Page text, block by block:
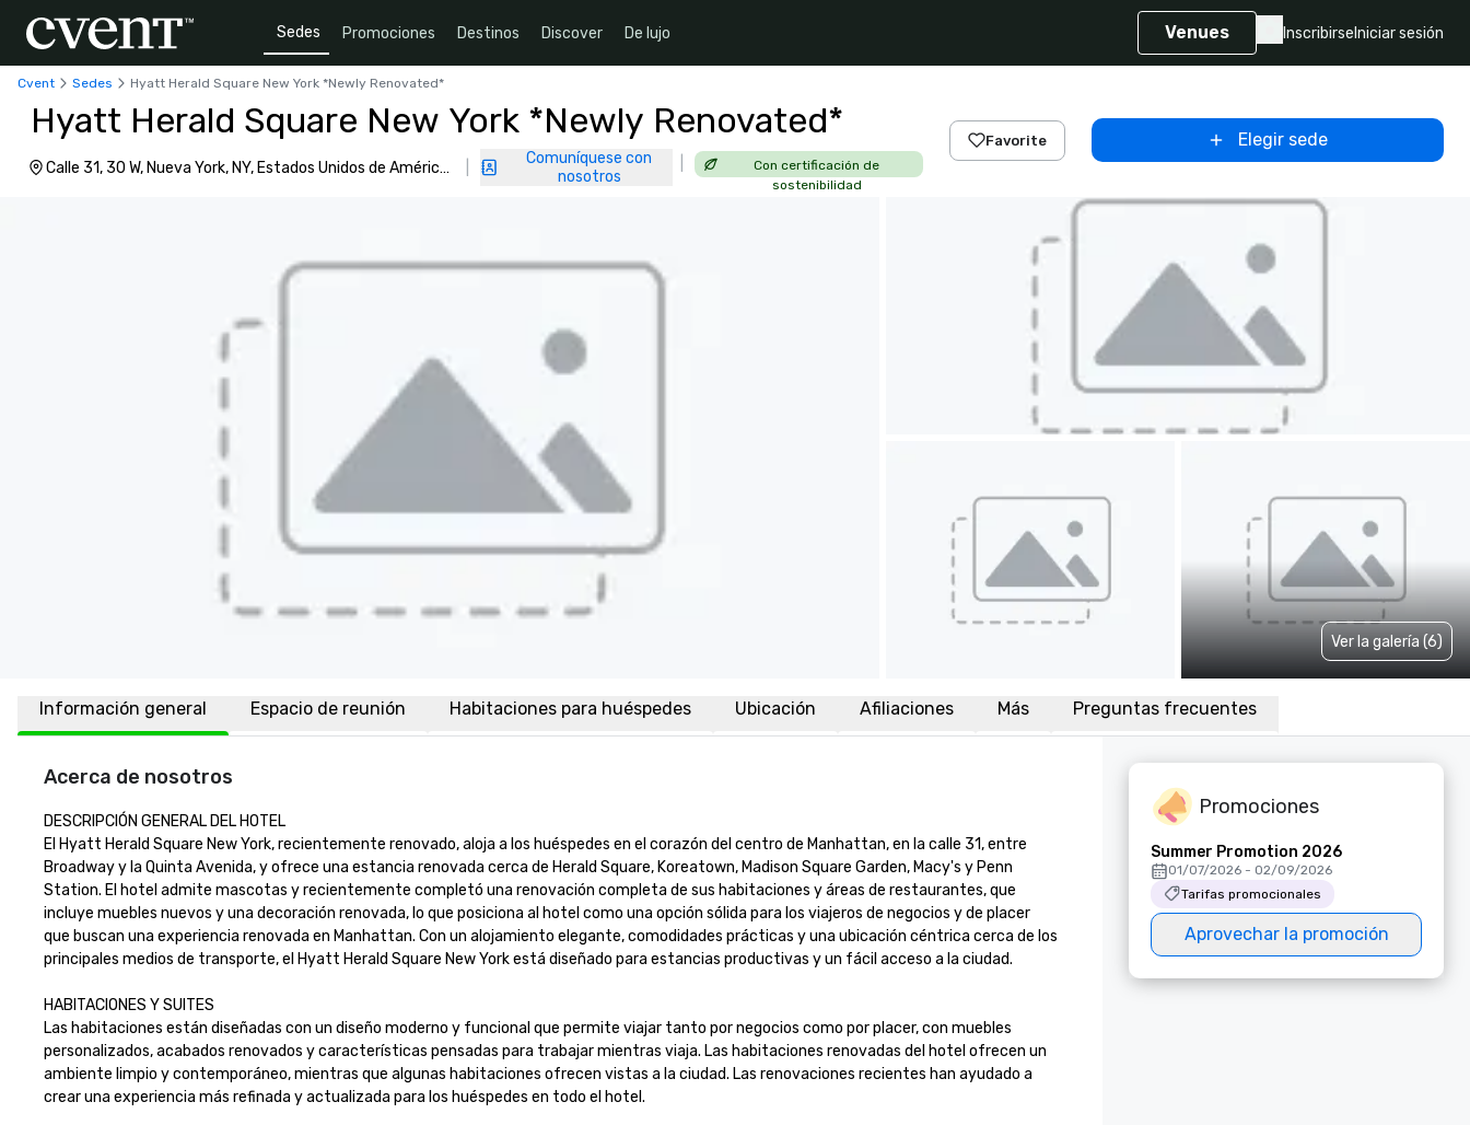
Sedes Promociones Destinos Discover De lujo Venues Inscribirse Iniciar sesión
Cvent Sedes Hyatt Herald Square New York *Newly Renovated*
Hyatt Herald Square New York *Newly Renovated*
Calle 31, 30 W, Nueva York, NY, Estados Unidos de América,
Comuníquese con
nosotros
Con certificación de
sostenibilidad
Favorite Elegir sede
Ver la galería (6)
Información general Espacio de reunión Habitaciones para huéspedes Ubicación Afiliaciones Más Preguntas frecuentes
Acerca de nosotros
DESCRIPCIÓN GENERAL DEL HOTEL
El Hyatt Herald Square New York, recientemente renovado, aloja a los huéspedes en el corazón del centro de Manhattan, en la calle 31, entre
Broadway y la Quinta Avenida, y ofrece una estancia renovada cerca de Herald Square, Koreatown, Madison Square Garden, Macy's y Penn
Station. El hotel admite mascotas y recientemente completó una renovación completa de sus habitaciones y áreas de restaurantes, que
incluye muebles nuevos y una decoración renovada, lo que posiciona al hotel como una opción sólida para los viajeros de negocios y de placer
que buscan una experiencia renovada en Manhattan. Con un alojamiento elegante, comodidades prácticas y una ubicación céntrica cerca de los
principales medios de transporte, el Hyatt Herald Square New York está diseñado para estancias productivas y un fácil acceso a la ciudad.
HABITACIONES Y SUITES
Las habitaciones están diseñadas con un diseño moderno y funcional que permite viajar tanto por negocios como por placer, con muebles
personalizados, acabados renovados y características pensadas para trabajar mientras viaja. Las habitaciones renovadas del hotel ofrecen un
ambiente limpio y contemporáneo, mientras que algunas habitaciones ofrecen vistas a la ciudad. Las renovaciones recientes han ayudado a
crear una experiencia más refinada y actualizada para los huéspedes en todo el hotel.
Promociones
Summer Promotion 2026
01/07/2026 - 02/09/2026
Tarifas promocionales
Aprovechar la promoción